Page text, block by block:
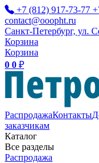
+7 (812) 917-73-77
contact@ooopht.ru
Санкт-Петербург, ул.
Корзина
Корзина
0 0 ₽
РаспродажаКонтакты
заказчикам
Каталог
Все разделы
Распродажа